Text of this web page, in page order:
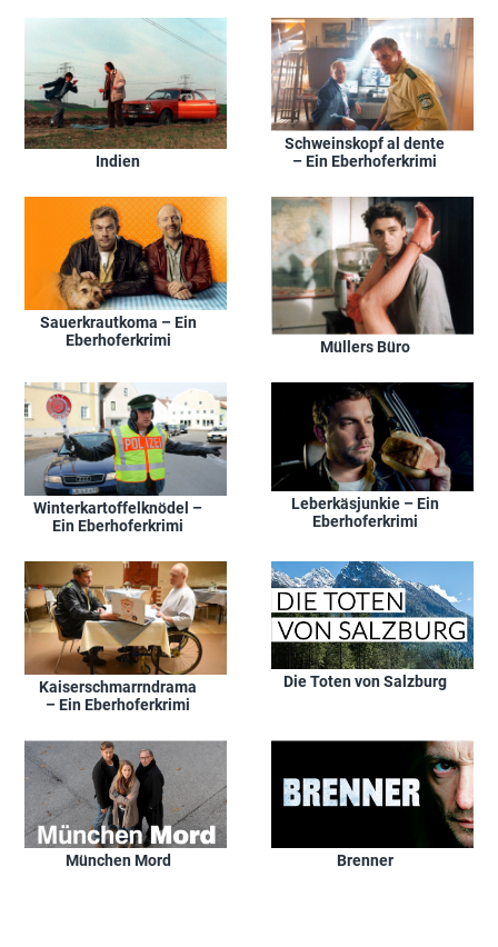
Indien
Schweinskopf al dente
– Ein Eberhoferkrimi
Sauerkrautkoma – Ein
Eberhoferkrimi
Müllers Büro
Winterkartoffelknödel –
Ein Eberhoferkrimi
Leberkäsjunkie – Ein
Eberhoferkrimi
Kaiserschmarrndrama
– Ein Eberhoferkrimi
Die Toten von Salzburg
München Mord Brenner